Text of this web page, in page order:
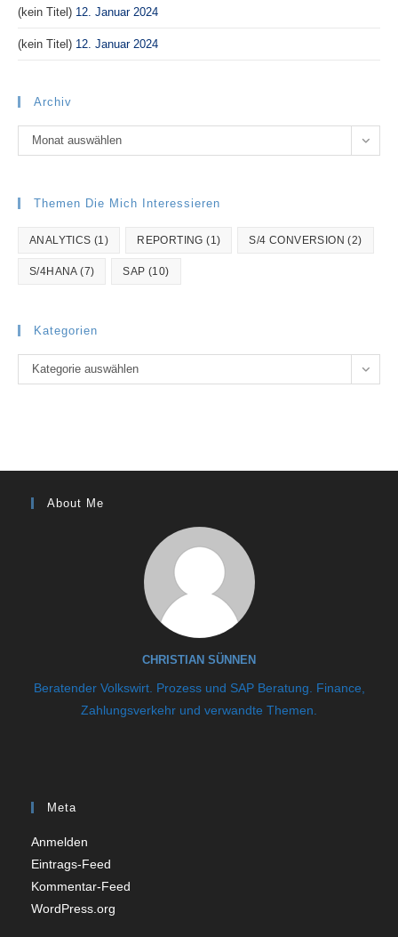
(kein Titel) 12. Januar 2024
(kein Titel) 12. Januar 2024
Archiv
Archiv
Monat auswählen
Themen Die Mich Interessieren
ANALYTICS (1) REPORTING (1) S/4 CONVERSION (2)
S/4HANA(7) SAP (10)
Kategorien
Kategorien
Kategorie auswählen
About Me
CHRISTIAN SÜNNEN
Beratender Volkswirt. Prozess und SAP Beratung. Finance,
Zahlungsverkehr und verwandte Themen.
Meta
Anmelden
Eintrags-Feed
Kommentar-Feed
WordPress.org